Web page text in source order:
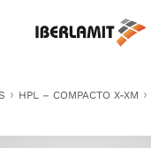
HPL – COMPACTO X-XM